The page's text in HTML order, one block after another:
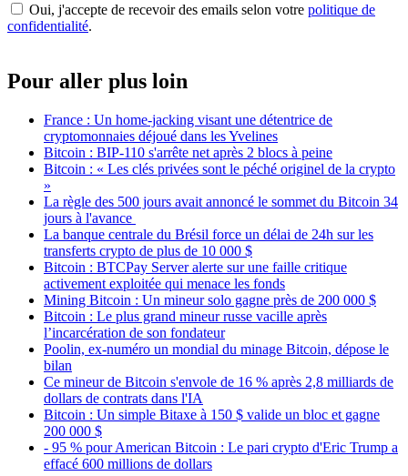
Oui, j'accepte de recevoir des emails selon votre politique de
confidentialité.
Pour aller plus loin
France : Un home-jacking visant une détentrice de
cryptomonnaies déjoué dans les Yvelines
Bitcoin : BIP-110 s'arrête net après 2 blocs à peine
Bitcoin : « Les clés privées sont le péché originel de la crypto
»
La règle des 500 jours avait annoncé le sommet du Bitcoin 34
jours à l'avance
La banque centrale du Brésil force un délai de 24h sur les
transferts crypto de plus de 10 000 $
Bitcoin : BTCPay Server alerte sur une faille critique
activement exploitée qui menace les fonds
Mining Bitcoin : Un mineur solo gagne près de 200 000 $
Bitcoin : Le plus grand mineur russe vacille après
l’incarcération de son fondateur
Poolin, ex-numéro un mondial du minage Bitcoin, dépose le
bilan
Ce mineur de Bitcoin s'envole de 16 % après 2,8 milliards de
dollars de contrats dans l'IA
Bitcoin : Un simple Bitaxe à 150 $ valide un bloc et gagne
200 000 $
- 95 % pour American Bitcoin : Le pari crypto d'Eric Trump a
effacé 600 millions de dollars